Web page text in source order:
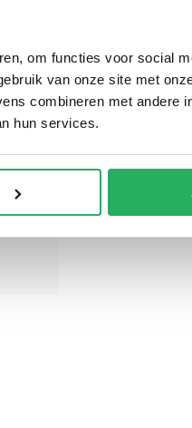
om functies voor social
van onze site met
combineren met andere
hun services.
(25 mm)
Base Rechthoek
76 mm - RAM-
202U-23